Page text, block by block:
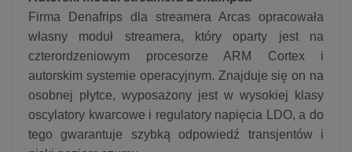
Firma Denafrips dla streamera Arcas opracowała
własny moduł streamera, który oparty jest na
czterordzeniowym procesorze ARM Cortex i
autorskim systemie operacyjnym. Znajduje się on na
osobnej płytce, wyposażony jest w wysokiej klasy
oscylatory kwarcowe i regulatory napięcia LDO, a do
tego gwarantuje szybką odpowiedź transjentów i